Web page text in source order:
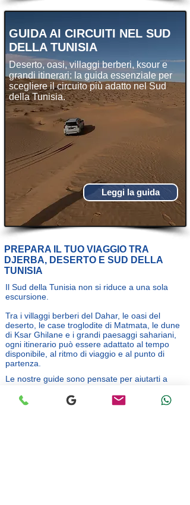
GUIDA AI CIRCUITI NEL SUD
DELLA TUNISIA
Deserto, oasi, villaggi berberi, ksour e
grandi itinerari: la guida essenziale per
scegliere il circuito più adatto nel Sud
della Tunisia.
Leggi la guida
PREPARA IL TUO VIAGGIO TRA
DJERBA, DESERTO E SUD DELLA
TUNISIA
Il Sud della Tunisia non si riduce a una sola
escursione.
Tra i villaggi berberi del Dahar, le oasi del
deserto, le case troglodite di Matmata, le dune
di Ksar Ghilane e i grandi paesaggi sahariani,
ogni itinerario può essere adattato al tempo
disponibile, al ritmo di viaggio e al punto di
partenza.
Le nostre guide sono pensate per aiutarti a
notte nel deserto o un circuito privato di più
giorni nel Sud della Tunisia.